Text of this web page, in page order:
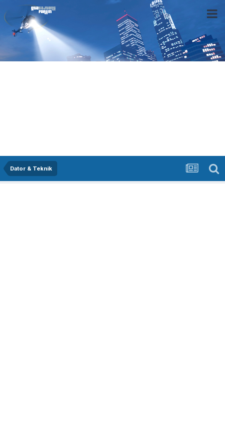
Dator & Teknik